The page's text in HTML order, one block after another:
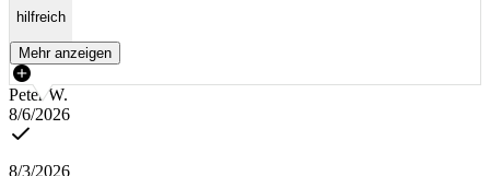
hilfreich
Mehr anzeigen
Peter W.
8/6/2026
8/3/2026